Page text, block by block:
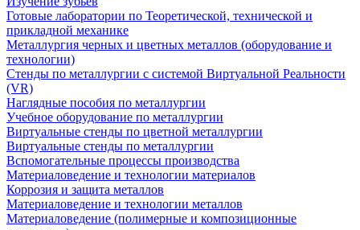
Готовые лаборатории по Теоретической, технической и
прикладной механике
Металлургия черных и цветных металлов (оборудование и
технологии)
Cтенды по металлургии с системой Виртуальной Реальности
(VR)
Наглядные пособия по металлургии
Учебное оборудование по металлургии
Виртуальные стенды по цветной металлургии
Виртуальные стенды по металлургии
Вспомогательные процессы производства
Материаловедение и технологии материалов
Коррозия и защита металлов
Материаловедение и технологии металлов
Материаловедение (полимерные и композиционные